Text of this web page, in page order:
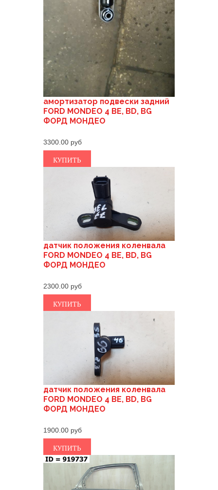
амортизатор подвески задний
FORD MONDEO 4 BE, BD, BG
ФОРД МОНДЕО
3300.00
КУПИТЬ
датчик положения коленвала
FORD MONDEO 4 BE, BD, BG
ФОРД МОНДЕО
2300.00
КУПИТЬ
датчик положения коленвала
FORD MONDEO 4 BE, BD, BG
ФОРД МОНДЕО
1900.00
КУПИТЬ